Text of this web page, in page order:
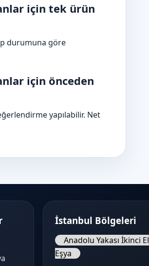
için tek ürün
durumuna göre
için önceden
yapılabilir. Net
İstanbul Bölgeleri
Anadolu Yakası İkinci El
Eşya